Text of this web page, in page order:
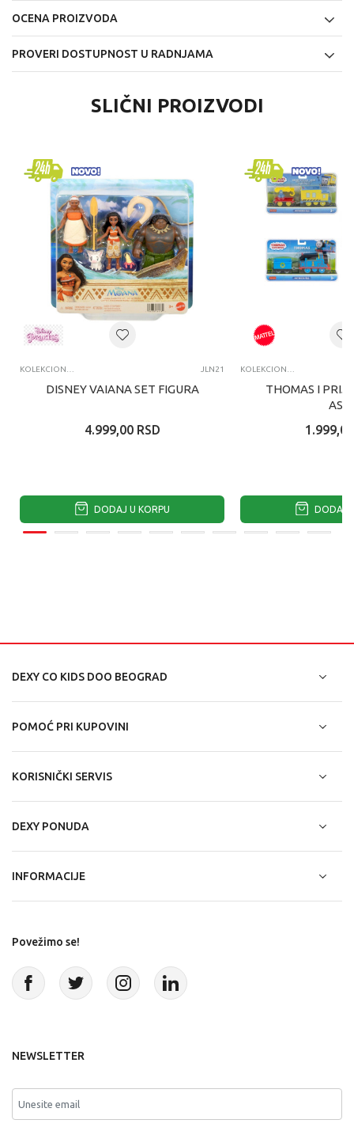
OCENA PROIZVODA
PROVERI DOSTUPNOST U RADNJAMA
SLIČNI PROIZVODI
JLN21
DISNEY VAIANA SET FIGURA
4.999,00 RSD
DODAJ U KORPU
THOMAS I
1.999,00
DODAJ
DEXY CO KIDS DOO BEOGRAD
POMOĆ PRI KUPOVINI
KORISNIČKI SERVIS
DEXY PONUDA
INFORMACIJE
Povežimo se!
NEWSLETTER